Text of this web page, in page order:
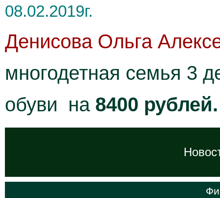
08.02.2019г.
Денисова Ольга
многодетная семья 3
обуви на8400